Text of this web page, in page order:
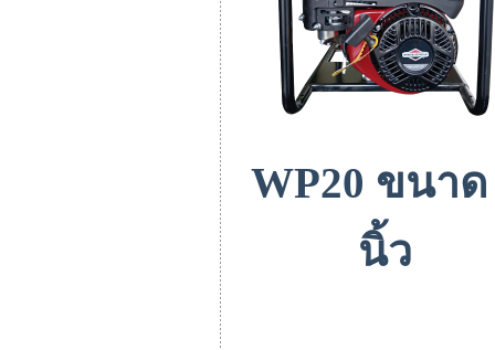
WP20 ขนาด
นิ้ว